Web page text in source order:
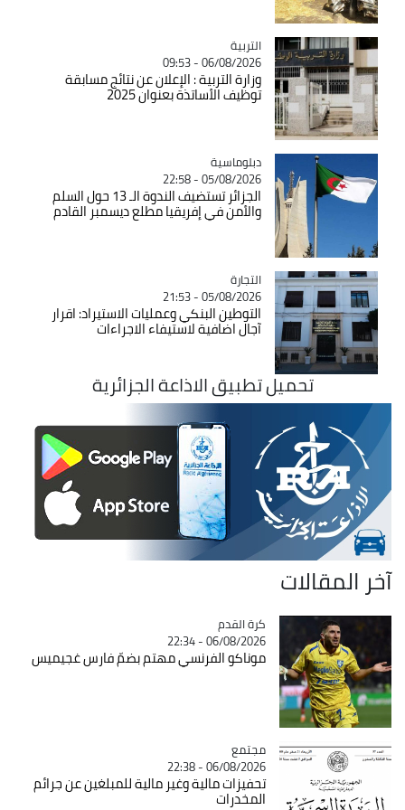
Catégorie
التربية
06/08/2026 - 09:53
وزارة التربية : الإعلان عن نتائج مسابقة
توظيف الأساتذة بعنوان 2025
Catégorie
دبلوماسية
05/08/2026 - 22:58
الجزائر تستضيف الندوة الـ 13 حول السلم
والأمن في إفريقيا مطلع ديسمبر القادم
Catégorie
التجارة
05/08/2026 - 21:53
التوطين البنكي وعمليات الاستيراد: اقرار
آجال اضافية لاستيفاء الاجراءات
تحميل تطبيق الاذاعة الجزائرية
آخر المقالات
Catégorie
كرة القدم
06/08/2026 - 22:34
موناكو الفرنسي مهتم بضمّ فارس غجيميس
Catégorie
مجتمع
06/08/2026 - 22:38
تحفيزات مالية وغير مالية للمبلغين عن جرائم
المخدرات